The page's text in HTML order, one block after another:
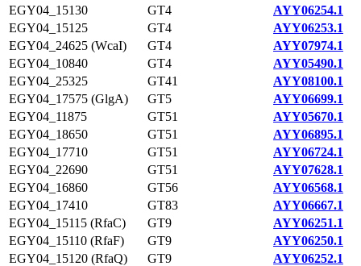
EGY04_15130
GT4
AYY06254.1
EGY04_15125
GT4
AYY06253.1
EGY04_24625 (WcaI)
GT4
AYY07974.1
EGY04_10840
GT4
AYY05490.1
EGY04_25325
GT41
AYY08100.1
EGY04_17575 (GlgA)
GT5
AYY06699.1
EGY04_11875
GT51
AYY05670.1
EGY04_18650
GT51
AYY06895.1
EGY04_17710
GT51
AYY06724.1
EGY04_22690
GT51
AYY07628.1
EGY04_16860
GT56
AYY06568.1
EGY04_17410
GT83
AYY06667.1
EGY04_15115 (RfaC)
GT9
AYY06251.1
EGY04_15110 (RfaF)
GT9
AYY06250.1
EGY04_15120 (RfaQ)
GT9
AYY06252.1